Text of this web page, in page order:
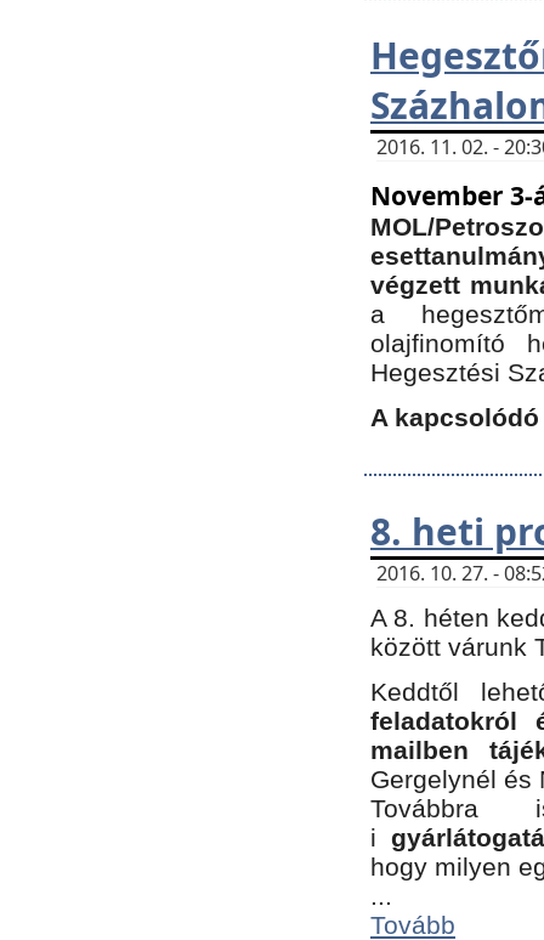
2016. 11. 02. -
November
MOL/
végzett
a
olajfinomító
Hegesztési
A
8. heti
2016. 10. 27. -
A 8. héten
között várunk
Keddtől
feladatokról
mailben
Gergelynél és
Továbbra
i
hogy milyen
...
Tovább